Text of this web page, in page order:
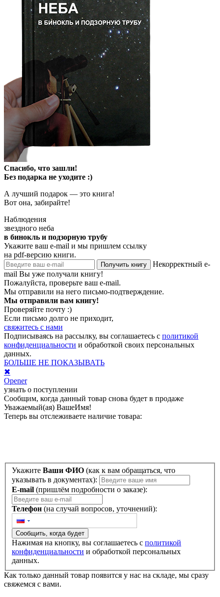
Спасибо, что зашли!
Без подарка не уходите :)
А лучший подарок — это книга!
Вот она, забирайте!
Наблюдения
звездного неба
в бинокль и подзорную трубу
Укажите ваш e-mail и мы пришлем ссылку
на pdf-версию книги.
Получить книгу
Некорректный e-
mail Вы уже получали книгу!
Пожалуйста, проверьте ваш e-mail.
Мы отправили на него письмо-подтверждение.
Мы отправили вам книгу!
Проверяйте почту :)
Если письмо долго не приходит,
свяжитесь с нами
Подписываясь на рассылку, вы соглашаетесь с политикой
конфиденциальности и обработкой своих персональных
данных.
БОЛЬШЕ НЕ ПОКАЗЫВАТЬ
✖
Opener
узнать о поступлении
Сообщим, когда данный товар снова будет в продаже
Уважаемый(ая) ВашеИмя!
Теперь вы отслеживаете наличие товара:
Укажите Ваши ФИО
указывать в документах):
E-mail (пришлём подробности о заказе):
Телефон (на случай вопросов, уточнений):
Сообщить, когда будет
Нажимая на кнопку, вы соглашаетесь с политикой
конфиденциальности
данных.
Как только данный товар появится у нас на складе, мы сразу
свяжемся с вами.